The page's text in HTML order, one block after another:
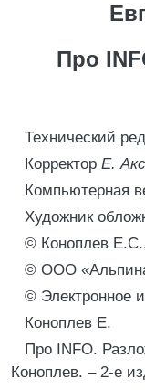
Про
Технический
Корректор Е.
Компьютерная
Художник
© Коноплев
© ООО
© Электронное
Коноплев Е.
Про INFO.
Коноплев. – 2-е